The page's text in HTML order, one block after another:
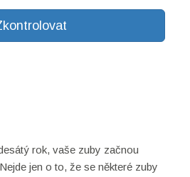
rok, vaše zuby začnou
jen o to, že se některé zuby